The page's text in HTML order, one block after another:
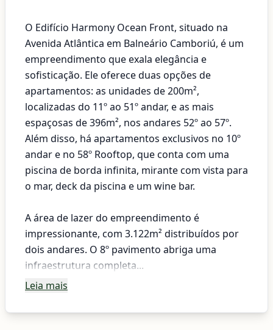
O Edifício Harmony Ocean Front, situado na
Avenida Atlântica em Balneário Camboriú, é um
empreendimento que exala elegância e
sofisticação. Ele oferece duas opções de
apartamentos: as unidades de 200m²,
localizadas do 11º ao 51º andar, e as mais
espaçosas de 396m², nos andares 52º ao 57º.
Além disso, há apartamentos exclusivos no 10º
andar e no 58º Rooftop, que conta com uma
piscina de borda infinita, mirante com vista para
o mar, deck da piscina e um wine bar.
A área de lazer do empreendimento é
impressionante, com 3.122m² distribuídos por
dois andares. O 8º pavimento abriga uma
infraestrutura completa...
Leia mais